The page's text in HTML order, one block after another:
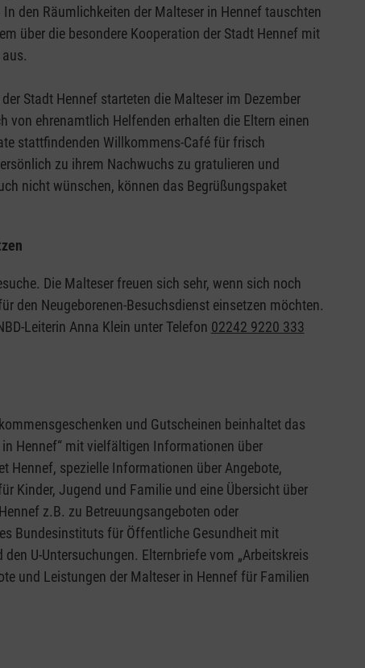
den Räumlichkeiten der Malteser in Hennef tauschten
über die besondere Kooperation der Stadt Hennef mit
Stadt Hennef starteten die Malteser im Dezember
von ehrenamtlich Helfenden erhalten die Eltern einen
stattfindenden Willkommens-Café für frisch
zu ihrem Nachwuchs zu gratulieren und
nicht wünschen, können das Begrüßungspaket
Die Malteser freuen sich sehr, wenn sich noch
den Neugeborenen-Besuchsdienst einsetzen möchten.
Leiterin Anna Klein unter Telefon 02242 9220 333
und Gutscheinen beinhaltet das
Hennef“ mit vielfältigen Informationen über
Hennef, spezielle Informationen über Angebote,
Kinder, Jugend und Familie und eine Übersicht über
z.B. zu Betreuungsangeboten oder
Bundesinstituts für Öffentliche Gesundheit mit
U-Untersuchungen. Elternbriefe vom „Arbeitskreis
und Leistungen der Malteser in Hennef für Familien